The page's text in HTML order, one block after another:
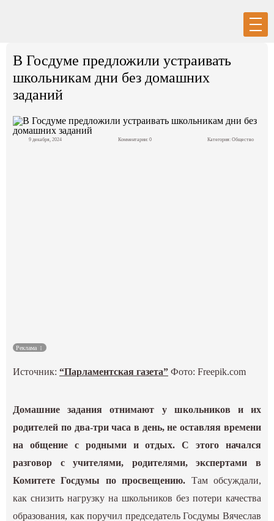
В Госдуме предложили устраивать
школьникам дни без домашних
заданий
9 декабря, 2024 Комментарии: 0 Категория: Общество
Реклама
Источник:“Парламентская газета” Фото: Freepik.com
Домашние задания отнимают у школьников и их
родителей по два-три часа в день, не оставляя времени
на общение с родными и отдых. С этого начался
разговор с учителями, родителями, экспертами в
Комитете Госдумы по просвещению. Там обсуждали,
как снизить нагрузку на школьников без потери качества
образования, как поручил председатель Госдумы Вячеслав